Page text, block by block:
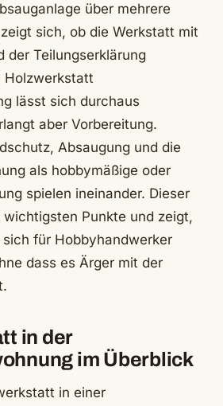
über mehrere
sich, ob die Werkstatt mit
der Teilungserklärung
Holzwerkstatt
lässt sich durchaus
aber Vorbereitung.
Absaugung und die
als hobbymäßige oder
spielen ineinander. Dieser
Punkte und zeigt,
für Hobbyhandwerker
dass es Ärger mit der
in der
im Überblick
in einer